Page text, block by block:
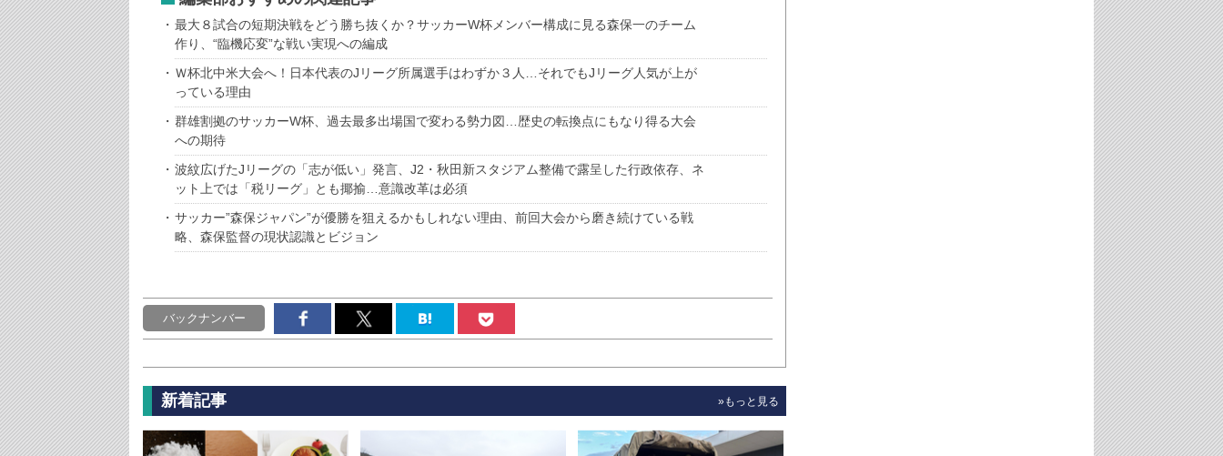
最大８試合の短期決戦をどう勝ち抜くか？サッカーW杯メンバー構成に見る森保一のチーム
作り、“臨機応変”な戦い実現への編成
Ｗ杯北中米大会へ！日本代表のJリーグ所属選手はわずか３人…それでもJリーグ人気が上が
っている理由
群雄割拠のサッカーW杯、過去最多出場国で変わる勢力図…歴史の転換点にもなり得る大会
への期待
波紋広げたJリーグの「志が低い」発言、J2・秋田新スタジアム整備で露呈した行政依存、ネ
ット上では「税リーグ」とも揶揄…意識改革は必須
サッカー”森保ジャパン”が優勝を狙えるかもしれない理由、前回大会から磨き続けている戦
略、森保監督の現状認識とビジョン
バックナンバー
新着記事 »もっと見る